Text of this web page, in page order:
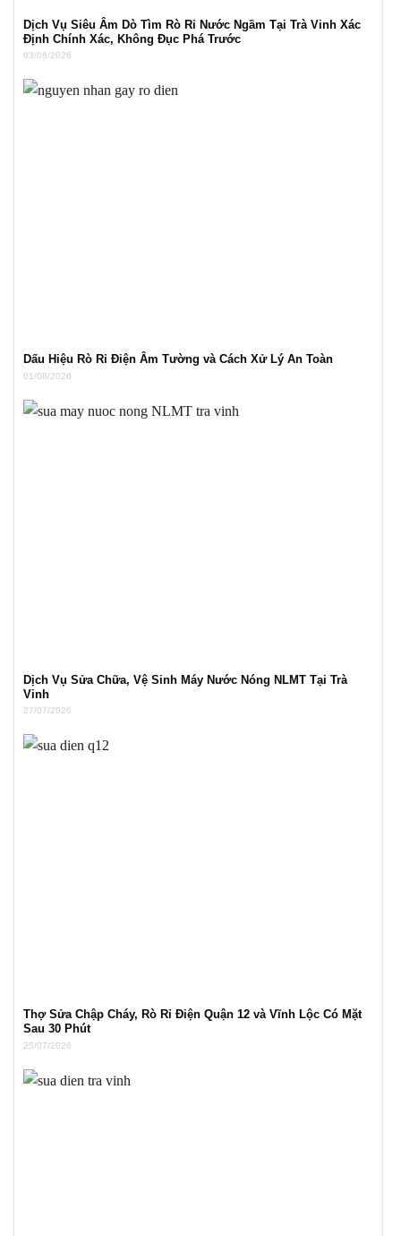
Dịch Vụ Siêu Âm Dò Tìm Rò Rỉ Nước Ngầm Tại Trà Vinh Xác
Định Chính Xác, Không Đục Phá Trước
03/08/2026
Dấu Hiệu Rò Rỉ Điện Âm Tường và Cách Xử Lý An Toàn
01/08/2026
Dịch Vụ Sửa Chữa, Vệ Sinh Máy Nước Nóng NLMT Tại Trà
Vinh
27/07/2026
Thợ Sửa Chập Cháy, Rò Rỉ Điện Quận 12 và Vĩnh Lộc Có Mặt
Sau 30 Phút
25/07/2026